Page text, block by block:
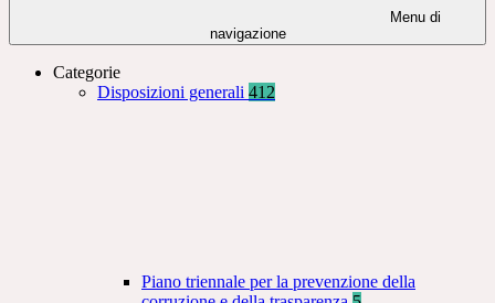
Menu di
navigazione
Categorie
Disposizioni generali 412
Piano triennale per la prevenzione della